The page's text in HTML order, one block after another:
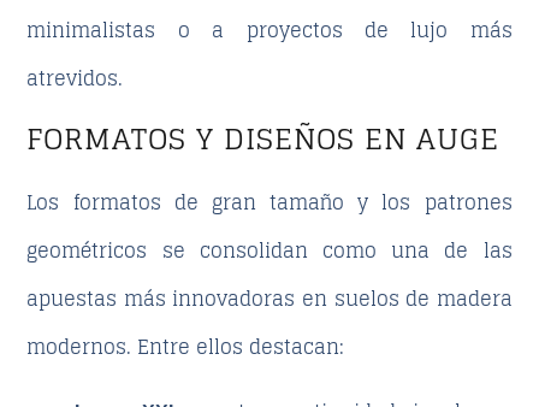
minimalistas o a proyectos de lujo más
atrevidos.
FORMATOS Y DISEÑOS EN AUGE
Los formatos de gran tamaño y los patrones
geométricos se consolidan como una de las
apuestas más innovadoras en suelos de madera
modernos. Entre ellos destacan: